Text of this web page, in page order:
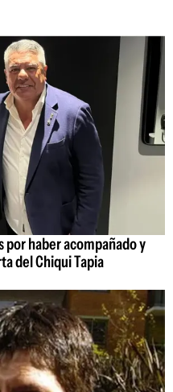
por haber acompañado y
del Chiqui Tapia